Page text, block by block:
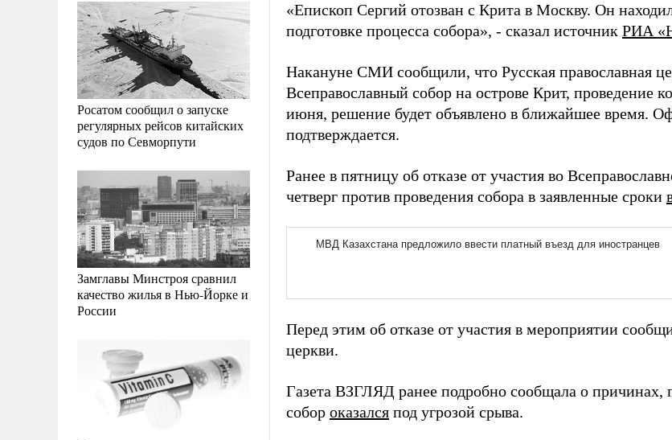
Росатом сообщил о запуске
регулярных рейсов китайских
судов по Севморпути
Замглавы Минстроя сравнил
качество жилья в Нью-Йорке и
России
«Епископ Сергий отозван с Крита в Москву. Он
подготовке процесса собора», - сказал источник РИА
Накануне СМИ сообщили, что Русская православная
Всеправославный собор на острове Крит, проведение
июня, решение будет объявлено в ближайшее время.
подтверждается.
Ранее в пятницу об отказе от участия во
четверг против проведения собора в заявленные сроки
Перед этим об отказе от участия в мероприятии
церкви.
Газета ВЗГЛЯД ранее подробно сообщала о причинах,
собор оказался под угрозой срыва.